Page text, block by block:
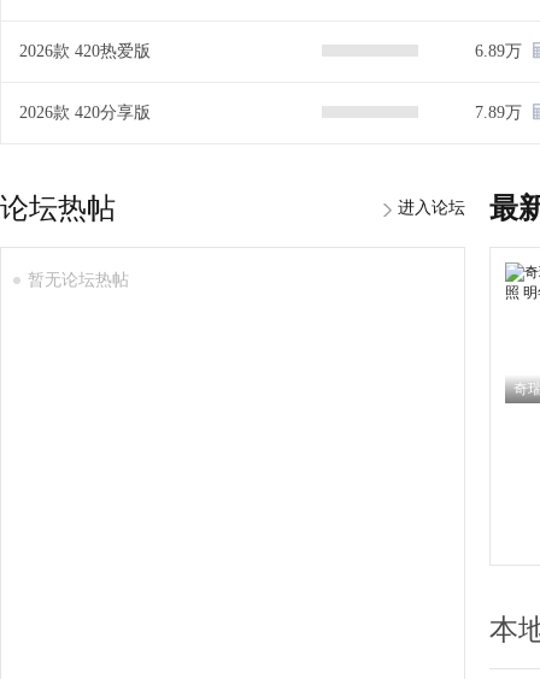
2026款 420热爱版 6.89万
2026款 420分享版 7.89万
论坛热帖 进入论坛
暂无论坛热帖
最
本